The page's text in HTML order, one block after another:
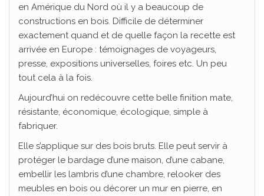
en Amérique du Nord où il y a beaucoup de
constructions en bois. Difficile de déterminer
exactement quand et de quelle façon la recette est
arrivée en Europe : témoignages de voyageurs,
presse, expositions universelles, foires etc. Un peu
tout cela à la fois.
Aujourd’hui on redécouvre cette belle finition mate,
résistante, économique, écologique, simple à
fabriquer.
Elle s’applique sur des bois bruts. Elle peut servir à
protéger le bardage d’une maison, d’une cabane,
embellir les lambris d’une chambre, relooker des
meubles en bois ou décorer un mur en pierre, en